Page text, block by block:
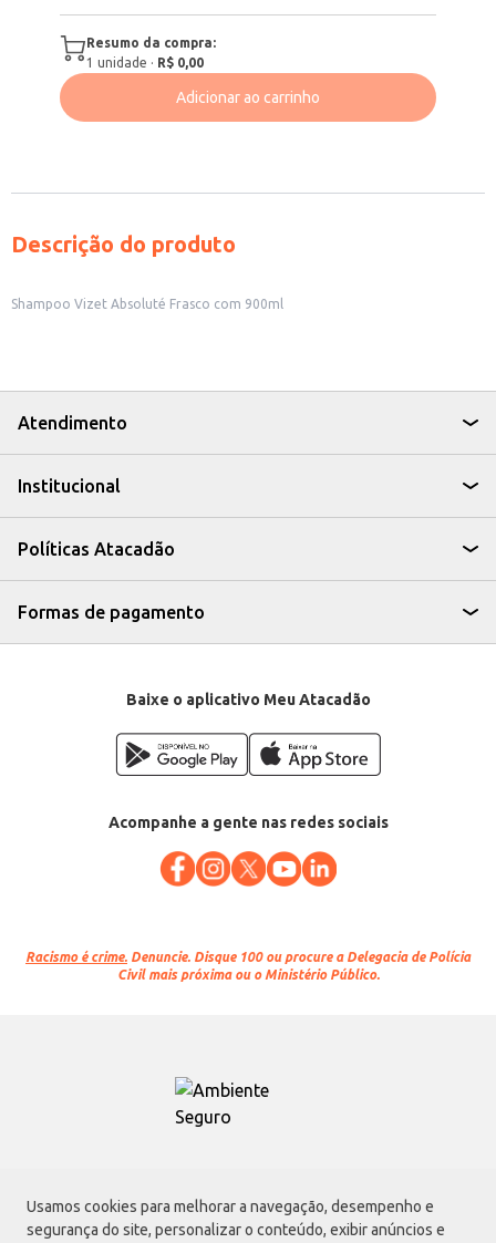
Usamos cookies para melhorar a navegação, desempenho e
segurança do site, personalizar o conteúdo, exibir anúncios e
Resumo da compra:
1 unidade · R$ 0,00
Adicionar ao carrinho
Descrição do produto
Shampoo Vizet Absoluté Frasco com 900ml
Atendimento
Institucional
Políticas Atacadão
Formas de pagamento
Baixe o aplicativo Meu Atacadão
Acompanhe a gente nas redes sociais
Racismo é crime. Denuncie. Disque 100 ou procure a Delegacia de Polícia
Civil mais próxima ou o Ministério Público.
Atacadão S.A.
Avenida Morvan Dias de Figueiredo, 6169, Vila Maria, São Paulo - SP | CEP
02170-901 | CNPJ: 75.315.333/0001-09